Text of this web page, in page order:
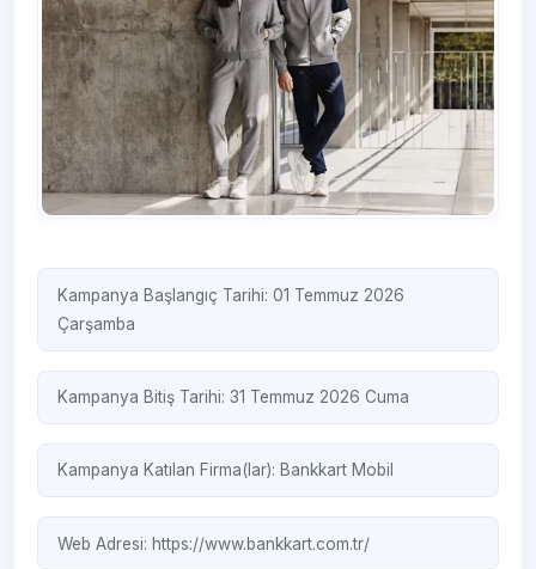
Kampanya Başlangıç Tarihi: 01 Temmuz 2026
Çarşamba
Kampanya Bitiş Tarihi: 31 Temmuz 2026 Cuma
Kampanya Katılan Firma(lar): Bankkart Mobil
Web Adresi:https://www.bankkart.com.tr/